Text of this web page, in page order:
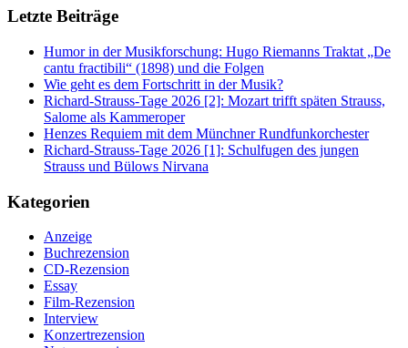
Letzte Beiträge
Humor in der Musikforschung: Hugo Riemanns Traktat „De
cantu fractibili“ (1898) und die Folgen
Wie geht es dem Fortschritt in der Musik?
Richard-Strauss-Tage 2026 [2]: Mozart trifft späten Strauss,
Salome als Kammeroper
Henzes Requiem mit dem Münchner Rundfunkorchester
Richard-Strauss-Tage 2026 [1]: Schulfugen des jungen
Strauss und Bülows Nirvana
Kategorien
Anzeige
Buchrezension
CD-Rezension
Essay
Film-Rezension
Interview
Konzertrezension